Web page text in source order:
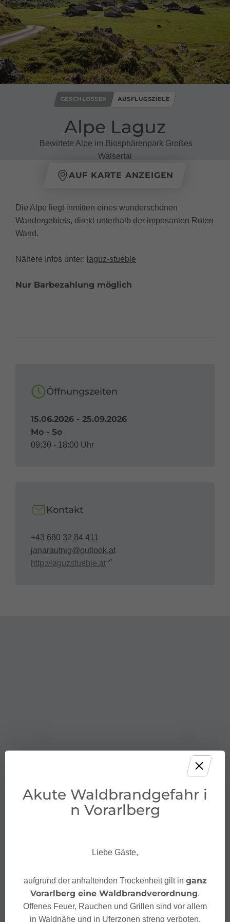
Alpe Laguz
GESCHLOSSEN AUSFLUGSZIELE
Bewirtete Alpe im Biosphärenpark Großes
Walsertal
AUF KARTE ANZEIGEN
Die Alpe liegt inmitten eines wunderschönen
Wandergebiets, direkt unterhalb der imposanten Roten
Wand.
Nähere Infos unter: laguz-stueble
Nur Barbezahlung möglich
Öffnungszeiten
15.06.2026 - 25.09.2026
Mo - So
09:30 - 18:00 Uhr
Kontakt
+43 680 32 84 411
janarautnig@outlook.at
http://laguzstueble.at
Akute Waldbrandgefahr i
n Vorarlberg
Liebe Gäste,
aufgrund der anhaltenden Trockenheit gilt in ganz
Vorarlberg eine Waldbrandverordnung
Offenes Feuer, Rauchen und Grillen sind vor allem
in Waldnähe und in Uferzonen streng verboten.